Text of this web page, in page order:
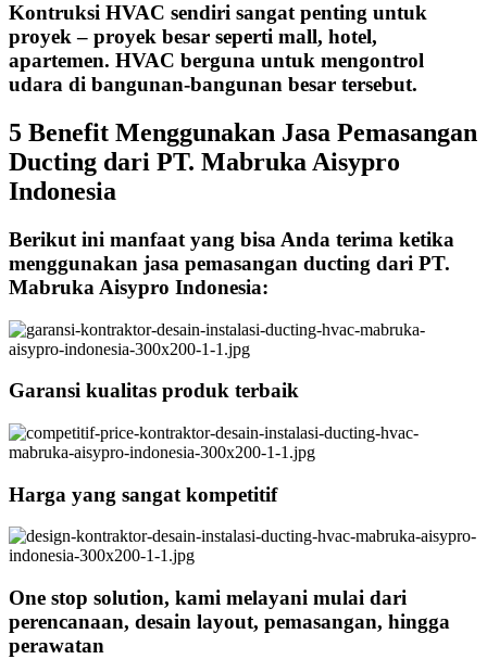
Kontruksi HVAC sendiri sangat penting untuk
proyek – proyek besar seperti mall, hotel,
apartemen. HVAC berguna untuk mengontrol
udara di bangunan-bangunan besar tersebut.
5 Benefit Menggunakan Jasa Pemasangan
Ducting dari PT. Mabruka Aisypro
Indonesia
Berikut ini manfaat yang bisa Anda terima ketika
menggunakan jasa pemasangan ducting dari PT.
Mabruka Aisypro Indonesia:
Garansi kualitas produk terbaik
Harga yang sangat kompetitif
One stop solution, kami melayani mulai dari
perencanaan, desain layout, pemasangan, hingga
perawatan